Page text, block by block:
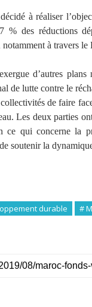
à réaliser
des réductions
à travers
d’autres
de lutte contre le
de faire
Les deux parties
qui concerne la
soutenir la
durable #